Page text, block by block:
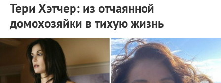
Тери Хэтчер: из отчаянной
домохозяйки в тихую жизнь